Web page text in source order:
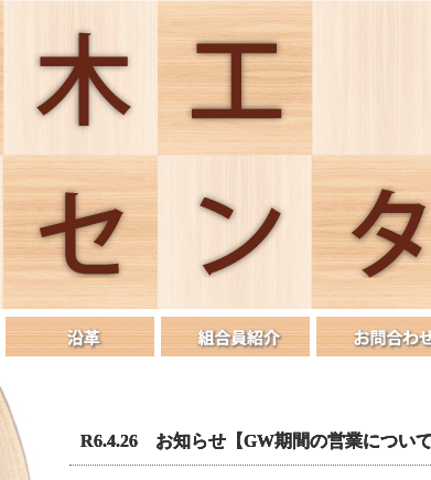
R6.4.26 お知らせ【GW期間の営業について